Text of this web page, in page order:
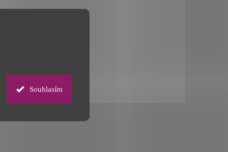
Souhlasím